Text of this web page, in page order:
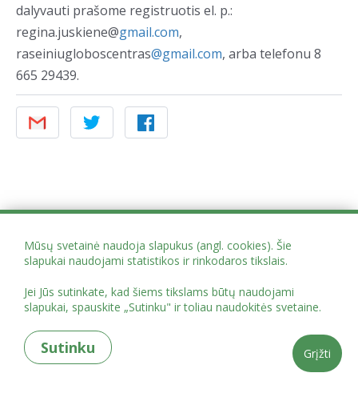
dalyvauti prašome registruotis el. p.:
regina.juskiene@gmail.com,
raseiniugloboscentras@gmail.com, arba telefonu 8
665 29439.
Grįžti
Mūsų svetainė naudoja slapukus (angl. cookies). Šie
slapukai naudojami statistikos ir rinkodaros tikslais.
Jei Jūs sutinkate, kad šiems tikslams būtų naudojami
slapukai, spauskite „Sutinku" ir toliau naudokitės svetaine.
Sutinku